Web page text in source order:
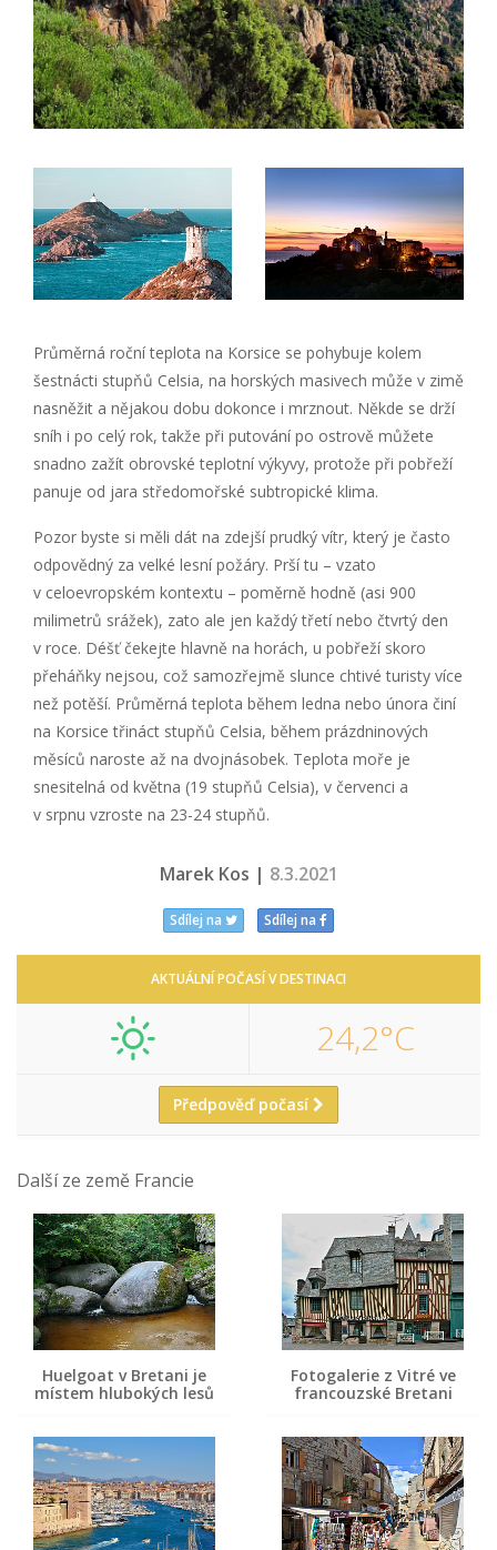
Průměrná roční teplota na Korsice se pohybuje kolem
šestnácti stupňů Celsia, na horských masivech může v zimě
nasněžit a nějakou dobu dokonce i mrznout. Někde se drží
sníh i po celý rok, takže při putování po ostrově můžete
snadno zažít obrovské teplotní výkyvy, protože při pobřeží
panuje od jara středomořské subtropické klima.
Pozor byste si měli dát na zdejší prudký vítr, který je často
odpovědný za velké lesní požáry. Prší tu – vzato
v celoevropském kontextu – poměrně hodně (asi 900
milimetrů srážek), zato ale jen každý třetí nebo čtvrtý den
v roce. Déšť čekejte hlavně na horách, u pobřeží skoro
přeháňky nejsou, což samozřejmě slunce chtivé turisty více
než potěší. Průměrná teplota během ledna nebo února činí
na Korsice třináct stupňů Celsia, během prázdninových
měsíců naroste až na dvojnásobek. Teplota moře je
snesitelná od května (19 stupňů Celsia), v červenci a
v srpnu vzroste na 23-24 stupňů.
Marek Kos | 8.3.2021
Sdílej na Sdílej na
AKTUÁLNÍ POČASÍ V DESTINACI
24,2°C
Předpověď počasí
Další ze země Francie
Huelgoat v Bretani je
místem hlubokých lesů
Fotogalerie z Vitré ve
francouzské Bretani